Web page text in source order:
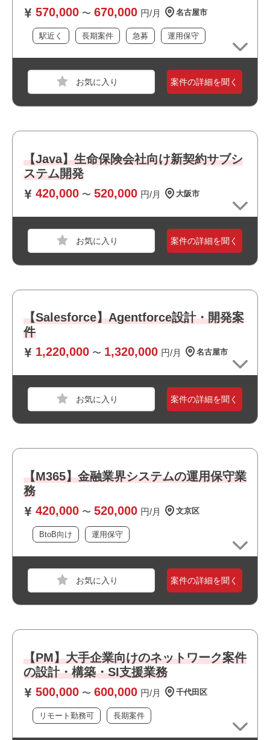
570,000 〜 670,000 円/月 名古屋市
駅近く 長期案件 急募 運用保守
案件の詳細を聞く
【Java】生命保険会社向け新契約サブシ
ステム開発
420,000 〜 520,000 円/月 大阪市
・選考スピードの速い案件です
案件の詳細を聞く
【Salesforce】Agentforce設計・開発案
件
1,220,000 〜 1,320,000 円/月 名古屋市
スキル
Windows
必須スキル
おすすめポイント
案件の詳細を聞く
【M365】金融業界システムの運用保守業
務
420,000 〜 520,000 円/月 文京区
BtoB向け 運用保守
職種
インフラエンジニア
業界
金融
スキル
Azure,Windows,Windows Server
必須スキル
・Windowsサーバの運用保守経験 3年以上
・M365、Azureの知見・構築経験
・他ベンダーとの調整・折衝経験
・周辺に飲食店や商業施設が多くランチにも便利です
・BtoB向けのサービスに関われます
・選考スピードの速い案件です
案件の詳細を聞く
【PM】大手企業向けのネットワーク案件
の設計・構築・SI支援業務
500,000 〜 600,000 円/月 千代田区
リモート勤務可 長期案件
職種
業界
通信
スキル
Windows,Windows Server
必須スキル
・多拠点ネットワーク案件の経験
・ベンダーコントロール経験
・スケジュール管理経験 ・顧客との折衝・調整経験
・関連チーム、エンドユーザー、機器メーカーなど、関係
った経験
おすすめポイント
・リモート勤務併用可能です
・選考スピードの速い案件です
モバイルゲーム
・Unityでのゲームの開発経験がある方
・企画/デザイン、エンジニア複数人でのチーム開発の経験
おすすめポイント
職種
プログラマ